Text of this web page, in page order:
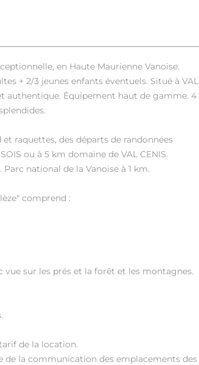
en Haute Maurienne Vanoise.
+ 2/3 jeunes enfants éventuels. Situé à VAL
authentique. Équipement haut de gamme. 4
raquettes, des départs de randonnées
ou à 5 km domaine de VAL CENIS.
national de la Vanoise à 1 km.
comprend :
vue sur les prés et la forêt et les montagnes.
de la location.
de la communication des emplacements des